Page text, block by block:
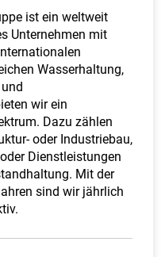
ist ein weltweit
Unternehmen mit
Wasserhaltung,
wir ein
Dazu zählen
oder Industriebau,
Dienstleistungen
Mit der
sind wir jährlich